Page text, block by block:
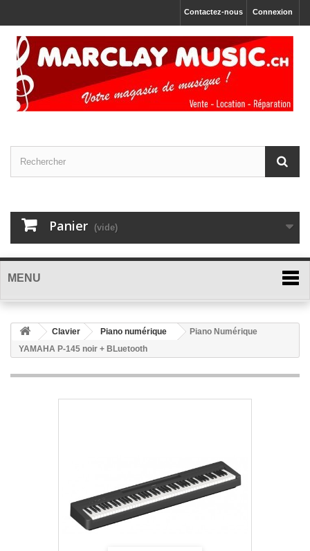
Connexion
Contactez-nous
Panier (vide)
MENU
Clavier Piano numérique
Piano Numérique
YAMAHA P-145 noir + BLuetooth